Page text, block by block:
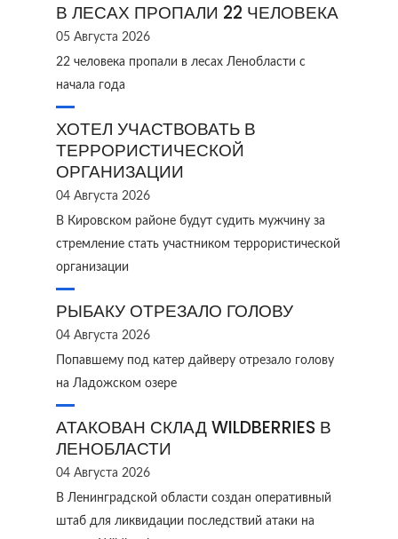
В ЛЕСАХ ПРОПАЛИ 22 ЧЕЛОВЕКА
05 Августа 2026
22 человека пропали в лесах Ленобласти с
начала года
ХОТЕЛ УЧАСТВОВАТЬ В
ТЕРРОРИСТИЧЕСКОЙ
ОРГАНИЗАЦИИ
04 Августа 2026
В Кировском районе будут судить мужчину за
стремление стать участником террористической
организации
РЫБАКУ ОТРЕЗАЛО ГОЛОВУ
04 Августа 2026
Попавшему под катер дайверу отрезало голову
на Ладожском озере
АТАКОВАН СКЛАД WILDBERRIES В
ЛЕНОБЛАСТИ
04 Августа 2026
В Ленинградской области создан оперативный
штаб для ликвидации последствий атаки на